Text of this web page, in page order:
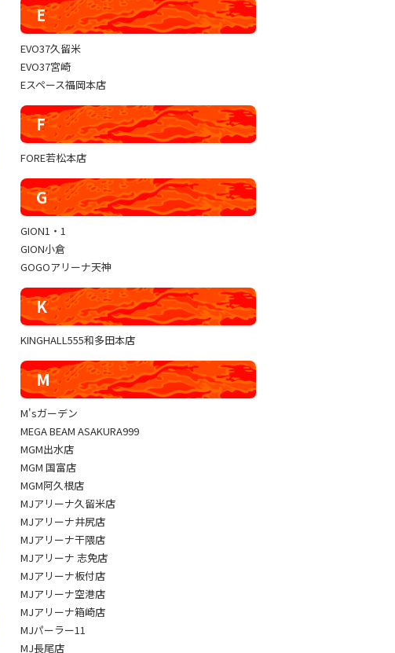
E
EVO37久留米
EVO37宮崎
Eスペース福岡本店
F
FORE若松本店
G
GION1・1
GION小倉
GOGOアリーナ天神
K
KINGHALL555和多田本店
M
M'sガーデン
MEGA BEAM ASAKURA999
MGM出水店
MGM 国富店
MGM阿久根店
MJアリーナ久留米店
MJアリーナ井尻店
MJアリーナ干隈店
MJアリーナ 志免店
MJアリーナ板付店
MJアリーナ空港店
MJアリーナ箱崎店
MJパーラー11
MJ長尾店